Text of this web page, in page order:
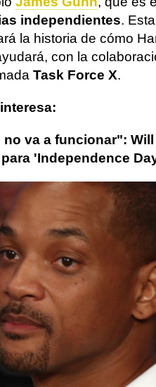
independientes.
la historia de cómo
con la
Task Force X.
va a funcionar":
'Independence